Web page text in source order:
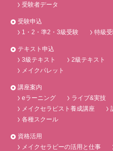
受験者データ
受験申込
1・2・準2・3級受験
特級
テキスト申込
3級テキスト
2級テキスト
メイクパレット
講座案内
eラーニング
ライブ&実技
メイクセラピスト養成講座
各種スクール
資格活用
メイクセラピーの活用と仕事